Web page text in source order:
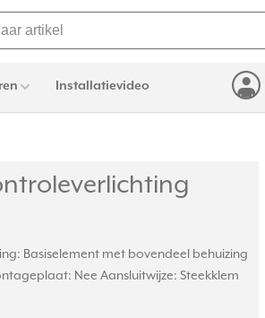
Installatievideo
Basiselement met bovendeel behuizing
Nee Aansluitwijze: Steekklem